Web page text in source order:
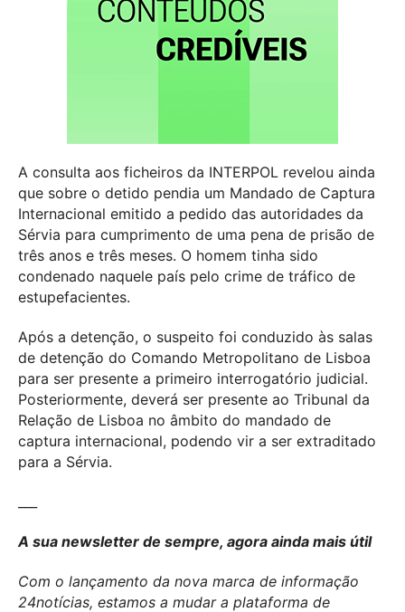
A consulta aos ficheiros da INTERPOL revelou ainda
que sobre o detido pendia um Mandado de Captura
Internacional emitido a pedido das autoridades da
Sérvia para cumprimento de uma pena de prisão de
três anos e três meses. O homem tinha sido
condenado naquele país pelo crime de tráfico de
estupefacientes.
Após a detenção, o suspeito foi conduzido às salas
de detenção do Comando Metropolitano de Lisboa
para ser presente a primeiro interrogatório judicial.
Posteriormente, deverá ser presente ao Tribunal da
Relação de Lisboa no âmbito do mandado de
captura internacional, podendo vir a ser extraditado
para a Sérvia.
A sua newsletter de sempre, agora ainda mais útil
Com o lançamento da nova marca de informação
24notícias, estamos a mudar a plataforma de